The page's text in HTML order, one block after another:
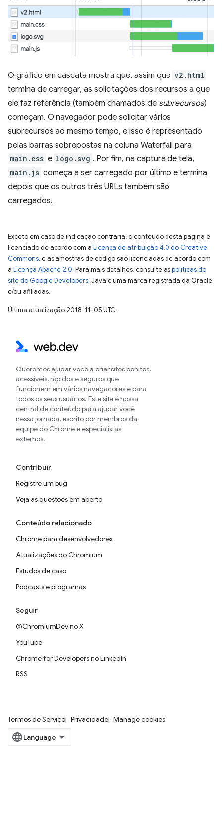
O gráfico em cascata mostra que, assim que v2.html
termina de carregar, as solicitações dos recursos a que
ele faz referência (também chamados de subrecursos)
começam. O navegador pode solicitar vários
subrecursos ao mesmo tempo, e isso é representado
pelas barras sobrepostas na coluna Waterfall para
main.css e logo.svg . Por fim, na captura de tela,
main.js começa a ser carregado por último e termina
depois que os outros três URLs também são
carregados.
Exceto em caso de indicação contrária, o conteúdo desta página é
licenciado de acordo com a Licença de atribuição 4.0 do Creative
Commons, e as amostras de código são licenciadas de acordo com
a Licença Apache 2.0. Para mais detalhes, consulte aspolíticas do
site do Google Developers. Java é uma marca registrada da Oracle
e/ou afiliadas.
Última atualização 2018-11-05 UTC.
Queremos ajudar você a criar sites bonitos,
acessíveis, rápidos e seguros que
funcionem em vários navegadores e para
todos os seus usuários. Este site é nossa
central de conteúdo para ajudar você
nessa jornada, escrito por membros da
equipe do Chrome e especialistas
externos.
Contribuir
Registre um bug
Veja as questões em aberto
Conteúdo relacionado
Chrome para desenvolvedores
Atualizações do Chromium
Estudos de caso
Podcasts e programas
Seguir
@ChromiumDev no X
YouTube
Chrome for Developers no LinkedIn
RSS
Termos de Serviço Privacidade Manage cookies